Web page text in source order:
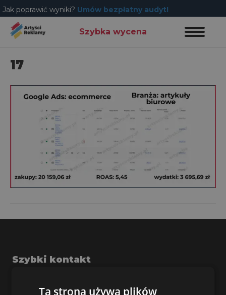
Jak poprawić wyniki? Umów bezpłatny audyt!
Szybka wycena
17
Szybki kontakt
Małgorzata Obłąk
Ta strona używa plików